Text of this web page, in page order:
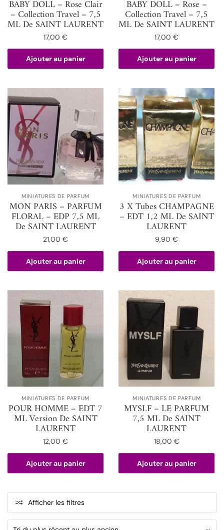
BABY DOLL – Rose Clair
– Collection Travel – 7,5
ML De SAINT LAURENT
17,00€
Ajouter au panier
BABY DOLL – Rose –
Collection Travel – 7,5
ML De SAINT LAURENT
17,00€
Ajouter au panier
MINIATURES DE PARFUM
MON PARIS – PARFUM
FLORAL – EDP 7,5 ML
De SAINT LAURENT
21,00€
Ajouter au panier
MINIATURES DE PARFUM
3 X Tubes CHAMPAGNE
– EDT 1,2 ML De SAINT
LAURENT
9,90€
Ajouter au panier
MINIATURES DE PARFUM
POUR HOMME – EDT 7
ML Version De SAINT
LAURENT
12,00€
Ajouter au panier
MINIATURES DE PARFUM
MYSLF – LE PARFUM
7,5 ML De SAINT
LAURENT
18,00 €
Ajouter au panier
Afficher les filtres